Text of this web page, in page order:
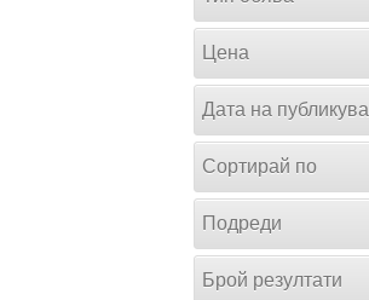
Цена
Дата на
Сортирай по
Подреди
Брой резултати